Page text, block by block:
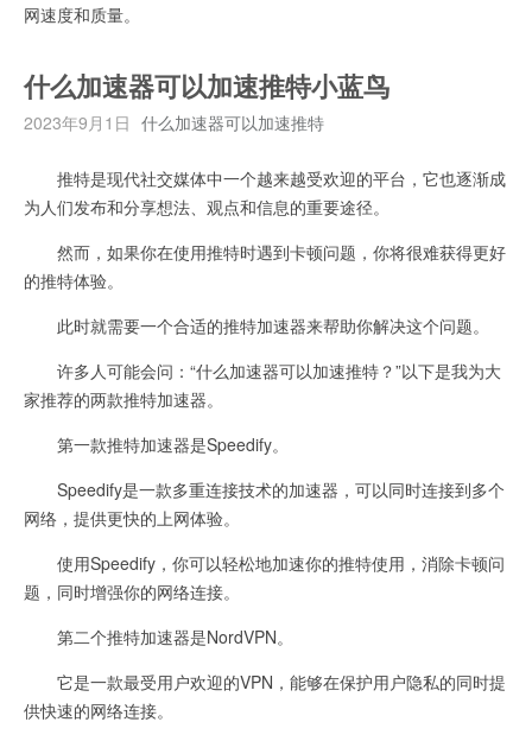
网速度和质量。
什么加速器可以加速推特小蓝鸟
2023年9月1日 什么加速器可以加速推特
推特是现代社交媒体中一个越来越受欢迎的平台，它也逐渐成
为人们发布和分享想法、观点和信息的重要途径。
然而，如果你在使用推特时遇到卡顿问题，你将很难获得更好
的推特体验。
此时就需要一个合适的推特加速器来帮助你解决这个问题。
许多人可能会问：“什么加速器可以加速推特？”以下是我为大
家推荐的两款推特加速器。
第一款推特加速器是Speedify。
Speedify是一款多重连接技术的加速器，可以同时连接到多个
网络，提供更快的上网体验。
使用Speedify，你可以轻松地加速你的推特使用，消除卡顿问
题，同时增强你的网络连接。
第二个推特加速器是NordVPN。
它是一款最受用户欢迎的VPN，能够在保护用户隐私的同时提
供快速的网络连接。